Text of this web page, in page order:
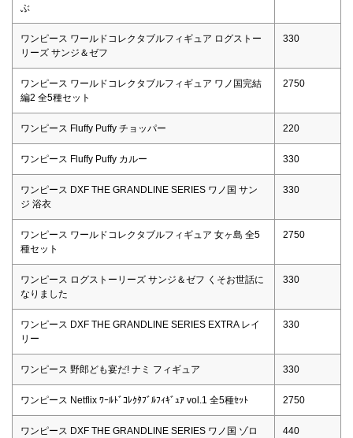
ぶ
ワンピース ワールドコレクタブルフィギュア ログストー
リーズ サンジ＆ゼフ
330
ワンピース ワールドコレクタブルフィギュア ワノ国完結
編2 全5種セット
2750
ワンピース Fluffy Puffy チョッパー 220
ワンピース Fluffy Puffy カルー 330
ワンピース DXF THE GRANDLINE SERIES ワノ国 サン
ジ 浴衣
330
ワンピース ワールドコレクタブルフィギュア 女ヶ島 全5
種セット
2750
ワンピース ログストーリーズ サンジ＆ゼフ くそお世話に
なりました
330
ワンピース DXF THE GRANDLINE SERIES EXTRA レイ
リー
330
ワンピース 野郎ども宴だ! ナミ フィギュア 330
ワンピース Netflix ﾜｰﾙﾄﾞｺﾚｸﾀﾌﾞﾙﾌｨｷﾞｭｱ vol.1 全5種ｾｯﾄ 2750
ワンピース DXF THE GRANDLINE SERIES ワノ国 ゾロ
440